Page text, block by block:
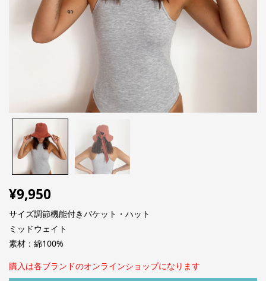
¥9,950
サイズ調節機能付きバケット・ハット
ミッドウェイト
素材：綿100%
購入は各ブランドのオンラインショップになります